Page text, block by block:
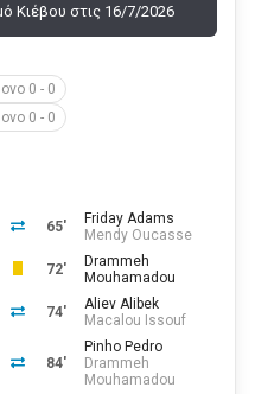
Κιέβου στις 16/7/2026
0 - 0
0 - 0
65'
Friday Adams
Mendy Oucasse
72'
Drammeh
Mouhamadou
74'
Aliev Alibek
Macalou Issouf
84'
Pinho Pedro
Drammeh
Mouhamadou